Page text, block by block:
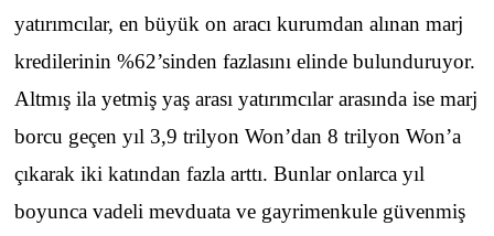
yatırımcılar, en büyük on aracı kurumdan alınan marj
kredilerinin %62’sinden fazlasını elinde bulunduruyor.
Altmış ila yetmiş yaş arası yatırımcılar arasında ise marj
borcu geçen yıl 3,9 trilyon Won’dan 8 trilyon Won’a
çıkarak iki katından fazla arttı. Bunlar onlarca yıl
boyunca vadeli mevduata ve gayrimenkule güvenmiş